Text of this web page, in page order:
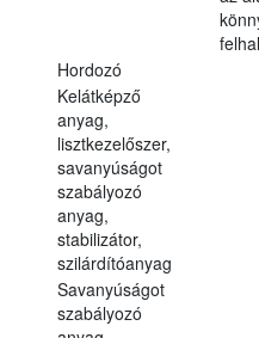
Hordozó
Kelátképző
anyag,
lisztkezelőszer,
savanyúságot
szabályozó
anyag,
stabilizátor,
szilárdítóanyag
Savanyúságot
szabályozó